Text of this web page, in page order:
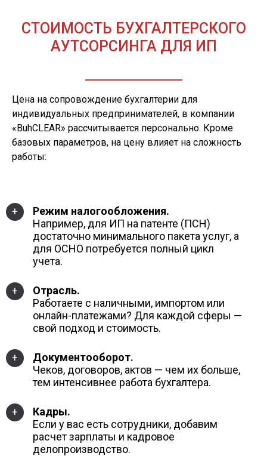
СТОИМОСТЬ БУХГАЛТЕРСКОГО
АУТСОРСИНГА ДЛЯ ИП
Цена на сопровождение бухгалтерии для
индивидуальных предпринимателей, в компании
«BuhCLEAR» рассчитывается персонально. Кроме
базовых параметров, на цену влияет на сложность
работы:
+
Режим налогообложения.
Например, для ИП на патенте (ПСН)
достаточно минимального пакета услуг, а
для ОСНО потребуется полный цикл
учета.
+
Отрасль.
Работаете с наличными, импортом или
онлайн-платежами? Для каждой сферы —
свой подход и стоимость.
+
Документооборот.
Чеков, договоров, актов — чем их больше,
тем интенсивнее работа бухгалтера.
+
Кадры.
Если у вас есть сотрудники, добавим
расчет зарплаты и кадровое
делопроизводство.